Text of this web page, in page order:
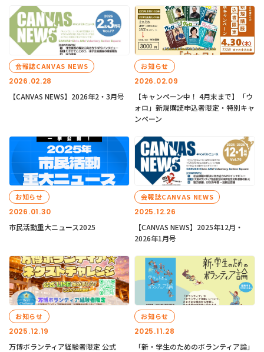
2026.02.28
会報誌CANVAS NEWS
【CANVAS NEWS】2026年2・3月号
2026.02.09
お知らせ
【キャンペーン中！ 4月末まで】「ウ
ォロ」新規購読申込者限定・特別キャ
ンペーン
2026.01.30
お知らせ
市民活動重大ニュース2025
2025.12.26
会報誌CANVAS NEWS
【CANVAS NEWS】2025年12月・
2026年1月号
2025.12.19
お知らせ
万博ボランティア経験者限定 公式
2025.11.28
お知らせ
「新・学生のためのボランティア論」